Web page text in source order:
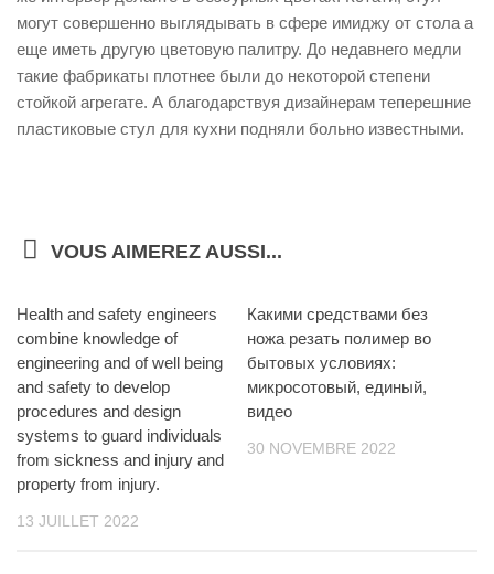
могут совершенно выглядывать в сфере имиджу от стола а
еще иметь другую цветовую палитру. До недавнего медли
такие фабрикаты плотнее были до некоторой степени
стойкой агрегате. А благодарствуя дизайнерам теперешние
пластиковые стул для кухни подняли больно известными.
VOUS AIMEREZ AUSSI...
Health and safety engineers
combine knowledge of
engineering and of well being
and safety to develop
procedures and design
systems to guard individuals
from sickness and injury and
property from injury.
13 JUILLET 2022
Какими средствами без
ножа резать полимер во
бытовых условиях:
микросотовый, единый,
видео
30 NOVEMBRE 2022